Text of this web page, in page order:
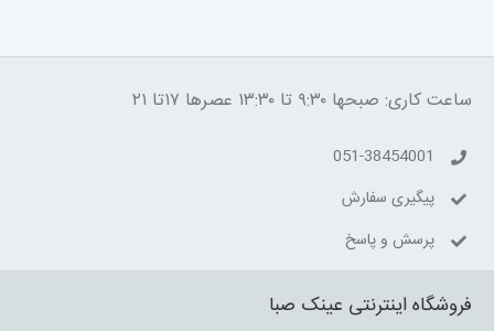
ساعت کاری: صبحها ۹:۳۰ تا ۱۳:۳۰ عصرها ۱۷تا ۲۱
051-38454001
پیگیری سفارش
پرسش و پاسخ
فروشگاه اینترنتی عینک صبا